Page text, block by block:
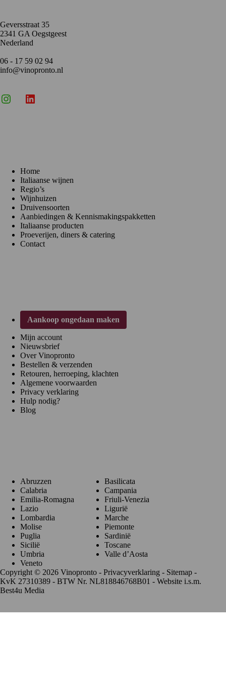
Geversstraat 35
2341 GA Oegstgeest
Nederland
06 - 17 59 02 94
info@vinopronto.nl
InstagramLinkedIn
Home
Italiaanse wijnen
Regio’s
Wijnhuizen
Druivensoorten
Aanbiedingen & Kennismakingspakketten
Italiaanse producten
Proeverijen, diners & catering
Contact
Aankoop ongedaan maken
Mijn account
Nieuwsbrief
Over Vinopronto
Bestellen & verzenden
Retouren, herroeping, klachten
Algemene voorwaarden
Privacy verklaring
Hulp nodig?
Blog
Abruzzen
Basilicata
Calabria
Campania
Emilia-Romagna
Friuli-Venezia
Lazio
Ligurië
Lombardia
Marche
Molise
Piemonte
Puglia
Sardinië
Sicilië
Toscane
Umbria
Valle d’Aosta
Veneto
Copyright © 2026 Vinopronto - Privacyverklaring - Sitemap -
KvK 27310389 - BTW Nr. NL818846768B01 - Website i.s.m.
Best4u Media